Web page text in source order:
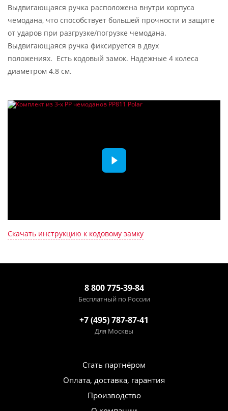
Выдвигающаяся ручка расположена внутри корпуса
чемодана, что способствует большей прочности и защите
от ударов при разгрузке/погрузке чемодана.
Выдвигающаяся ручка фиксируется в двух
положениях. Есть кодовый замок. Надежные 4 колеса
диаметром 4.8 см.
Скачать инструкцию к кодовому замку
8 800 775-39-84
Бесплатный по России
+7 (495) 787-87-41
Для Москвы
Стать партнёром
Оплата, доставка, гарантия
Производство